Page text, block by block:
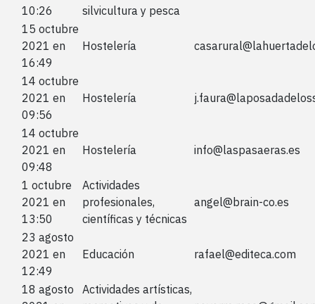
10:26
silvicultura y pesca
15 octubre
2021 en
16:49
Hostelería
14 octubre
2021 en
09:56
Hostelería
14 octubre
2021 en
09:48
Hostelería info@laspasaeras.es
1 octubre
2021 en
13:50
Actividades
profesionales,
científicas y técnicas
angel@brain-co.es
23 agosto
2021 en
12:49
Educación rafael@editeca.com
18 agosto
Actividades artísticas,